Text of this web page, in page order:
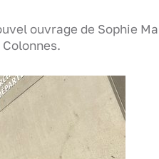
ouvrage de Sophie